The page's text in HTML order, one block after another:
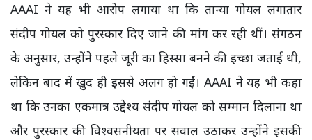
AAAI ने यह भी आरोप लगाया था कि तान्या गोयल लगातार
संदीप गोयल को पुरस्कार दिए जाने की मांग कर रही थीं। संगठन
के अनुसार, उन्होंने पहले जूरी का हिस्सा बनने की इच्छा जताई थी,
लेकिन बाद में खुद ही इससे अलग हो गईं। AAAI ने यह भी कहा
था कि उनका एकमात्र उद्देश्य संदीप गोयल को सम्मान दिलाना था
और पुरस्कार की विश्वसनीयता पर सवाल उठाकर उन्होंने इसकी